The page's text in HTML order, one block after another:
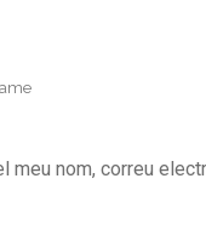
meu nom, correu